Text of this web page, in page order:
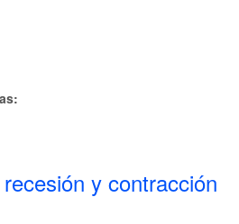
y contracción